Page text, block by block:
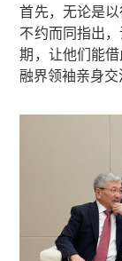
首先，无论是
不约而同指出
期，让他们能
融界领袖亲身交